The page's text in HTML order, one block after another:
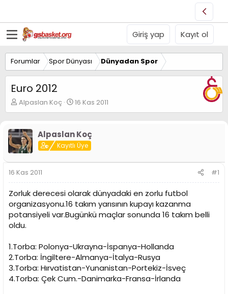
Giriş yap Kayıt ol
Forumlar Spor Dünyası Dünyadan Spor
Euro 2012
K
o
u
y
u
B
a
ş
l
a
t
a
n
Alpaslan Koç
B
a
a
n
ı
t
a
r
i
h
16 Kas 2011
Alpaslan Koç
Kayıtlı Üye
16 Kas 2011 #1
Zorluk derecesi olarak dünyadaki en zorlu futbol
organizasyonu.16 takım yarısının kupayı kazanma
potansiyeli var.Bugünkü maçlar sonunda 16 takım belli
oldu.
1.Torba: Polonya-Ukrayna-İspanya-Hollanda
2.Torba: İngiltere-Almanya-İtalya-Rusya
3.Torba: Hırvatistan-Yunanistan-Portekiz-İsveç
4.Torba: Çek Cum.-Danimarka-Fransa-İrlanda